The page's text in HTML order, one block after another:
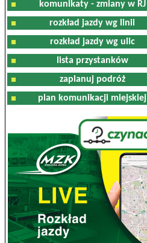
komunikaty - zmiany w RJ
rozkład jazdy wg linii
rozkład jazdy wg ulic
lista przystanków
zaplanuj podróż
plan komunikacji miejskiej